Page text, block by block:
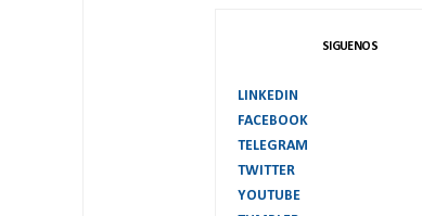
SIGUENOS
LINKEDIN
FACEBOOK
TELEGRAM
TWITTER
YOUTUBE